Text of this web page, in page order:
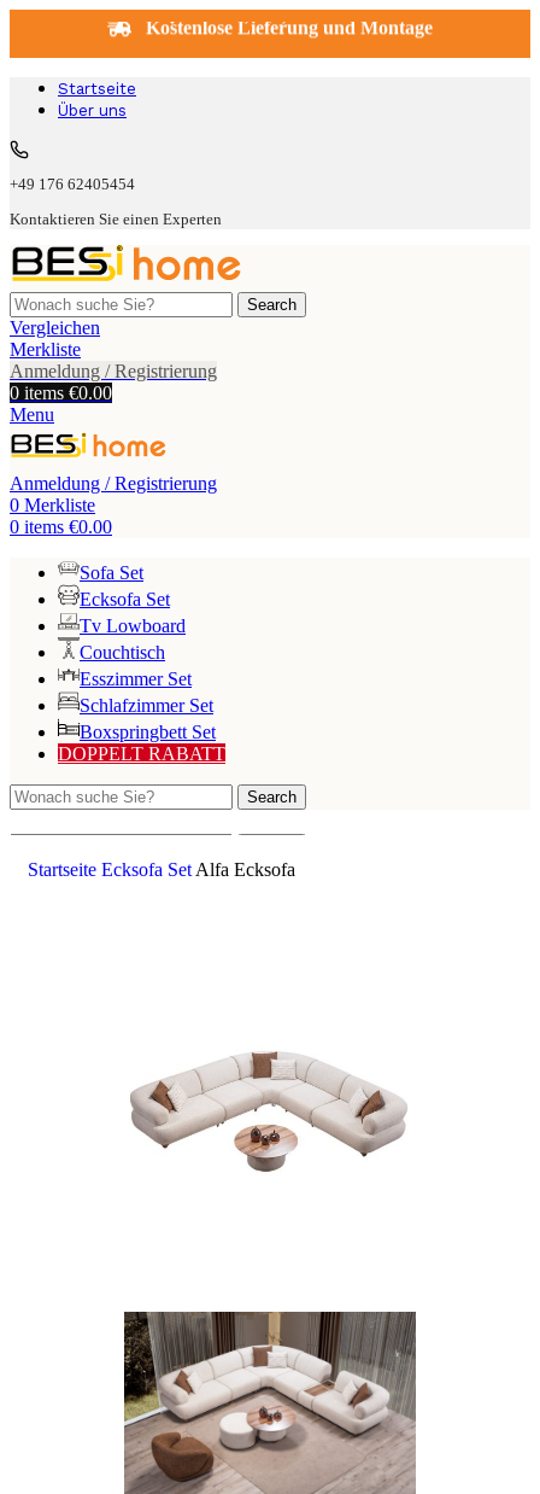
Kostenlose Lieferung und Montage
İn DE, NL, LU & BE.
Startseite
Über uns
+49 176 62405454
Kontaktieren Sie einen Experten
Search
Vergleichen
Merkliste
Anmeldung / Registrierung
0 items €0.00
Menu
Anmeldung / Registrierung
0 Merkliste
0 items €0.00
Sofa Set
Ecksofa Set
Tv Lowboard
Couchtisch
Esszimmer Set
Schlafzimmer Set
Boxspringbett Set
DOPPELT RABATT
Search
Startseite Ecksofa Set Alfa Ecksofa